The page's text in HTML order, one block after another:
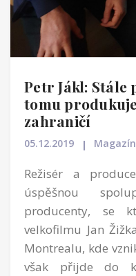
Petr Jákl: Stále
tomu
zahraničí
05.12.2019 Magazín
Režisér a
úspěšnou
producenty, se
velkofilmu Jan
Montrealu, kde
však přijde do